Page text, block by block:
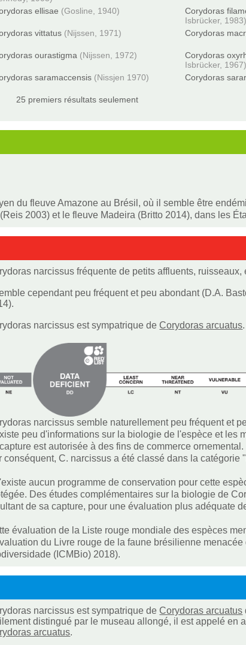
ellisae (Gosline, 1940) Corydoras
Isbrücker, 1983)
vittatus (Nijssen, 1971) Corydoras
ourastigma (Nijssen, 1972) Corydoras
Isbrücker, 1967)
saramaccensis (Nissjen 1970) Corydoras
25 premiers résultats seulement
du fleuve Amazone au Brésil, où il semble être
2003) et le fleuve Madeira (Britto 2014), dans les
narcissus fréquente de petits affluents,
cependant peu fréquent et peu abondant (D.A.
narcissus est sympatrique de Corydoras arcuatus.
narcissus semble naturellement peu fréquent et
peu d'informations sur la biologie de l'espèce et
est autorisée à des fins de commerce ornemental.
conséquent, C. narcissus a été classé dans la catégorie
aucun programme de conservation pour cette
Des études complémentaires sur la biologie de
de sa capture, pour une évaluation plus adéquate
évaluation de la Liste rouge mondiale des espèces
du Livre rouge de la faune brésilienne
(ICMBio) 2018).
narcissus est sympatrique de Corydoras arcuatus
distingué par le museau allongé, il est appelé en
arcuatus.